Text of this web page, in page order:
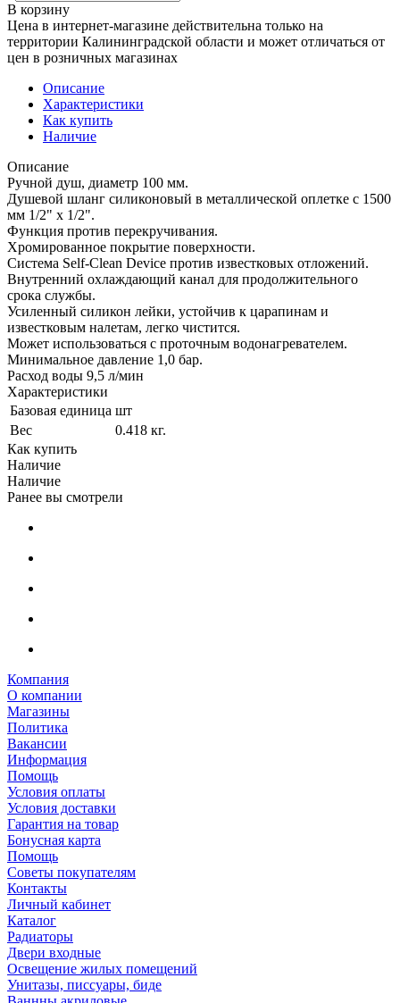
В корзину
Цена в интернет-магазине действительна только на
территории Калининградской области и может отличаться от
цен в розничных магазинах
Описание
Характеристики
Как купить
Наличие
Описание
Ручной душ, диаметр 100 мм.
Душевой шланг силиконовый в металлической оплетке с 1500
мм 1/2" x 1/2".
Функция против перекручивания.
Хромированное покрытие поверхности.
Система Self-Clean Device против известковых отложений.
Внутренний охлаждающий канал для продолжительного
срока службы.
Усиленный силикон лейки, устойчив к царапинам и
известковым налетам, легко чистится.
Может использоваться с проточным водонагревателем.
Минимальное давление 1,0 бар.
Расход воды 9,5 л/мин
Характеристики
Базовая единица шт
Вес
0.418 кг.
Как купить
Наличие
Наличие
Ранее вы смотрели
Компания
О компании
Магазины
Политика
Вакансии
Информация
Помощь
Условия оплаты
Условия доставки
Гарантия на товар
Бонусная карта
Помощь
Советы покупателям
Контакты
Личный кабинет
Каталог
Радиаторы
Двери входные
Освещение жилых помещений
Унитазы, писсуары, биде